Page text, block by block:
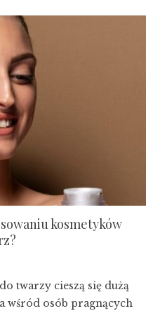
kosmetyków
twarzy cieszą się dużą
wśród osób pragnących